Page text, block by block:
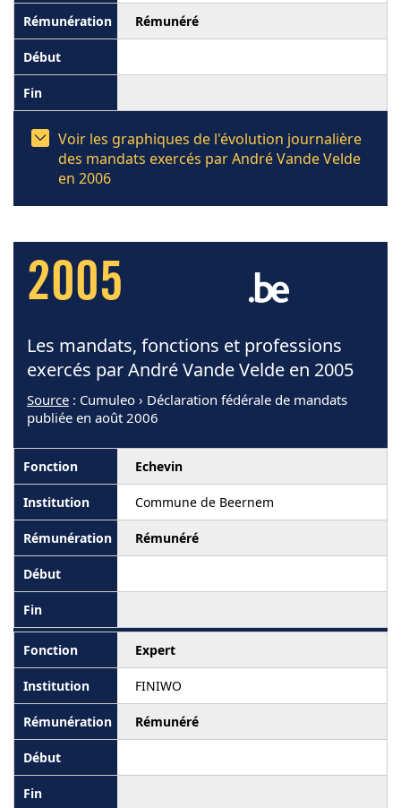
Rémunéré
Voir les graphiques de l'évolution journalière
des mandats exercés par André Vande Velde
en 2006
2005
Les mandats, fonctions et professions
exercés par André Vande Velde en 2005
Source : Cumuleo › Déclaration fédérale de mandats
publiée en août 2006
Echevin
Commune de Beernem
Rémunéré
Expert
FINIWO
Rémunéré